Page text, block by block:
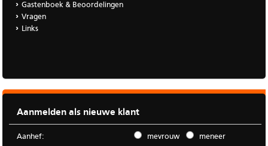
Gastenboek & Beoordelingen
Vragen
Links
Aanmelden als nieuwe klant
Aanhef: mevrouw
meneer